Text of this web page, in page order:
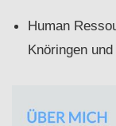
Human
Knöringen